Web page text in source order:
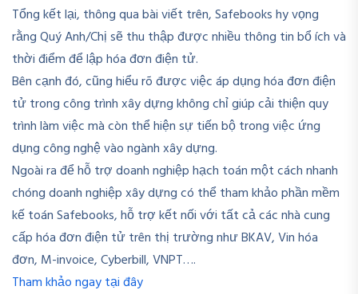
Tổng kết lại, thông qua bài viết trên, Safebooks hy vọng
rằng Quý Anh/Chị sẽ thu thập được nhiều thông tin bổ ích và
thời điểm để lập hóa đơn điện tử.
Bên cạnh đó, cũng hiểu rõ được việc áp dụng hóa đơn điện
tử trong công trình xây dựng không chỉ giúp cải thiện quy
trình làm việc mà còn thể hiện sự tiến bộ trong việc ứng
dụng công nghệ vào ngành xây dựng.
Ngoài ra để hỗ trợ doanh nghiệp hạch toán một cách nhanh
chóng doanh nghiệp xây dựng có thể tham khảo phần mềm
kế toán Safebooks, hỗ trợ kết nối với tất cả các nhà cung
cấp hóa đơn điện tử trên thị trường như BKAV, Vin hóa
đơn, M-invoice, Cyberbill, VNPT….
Tham khảo ngay tại đây